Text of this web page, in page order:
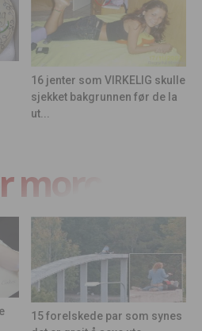
16 jenter som VIRKELIG skulle
sjekket bakgrunnen før de la
ut...
15 forelskede par som synes